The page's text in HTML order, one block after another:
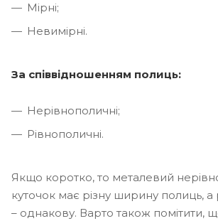
Мірні;
Невимірні.
За співвідношенням полиць:
Нерівнополичні;
Рівнополичні.
Якщо коротко, то металевий
куточок має різну ширину полиць,
– однакову. Варто також помітити,